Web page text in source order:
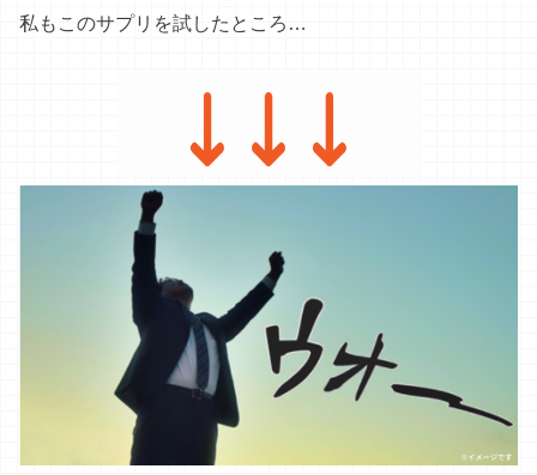
おいおい待て、ウソだろ…！！
一日仕事をバリバリしても
まだパワーが漲っているんです！
※個人の感想であり、効果には個人差があります。